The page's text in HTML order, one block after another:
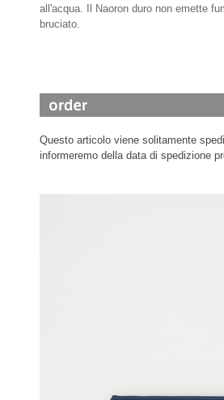
all'acqua. Il Naoron duro non emette
bruciato.
Questo articolo viene solitamente
informeremo della data di spedizione